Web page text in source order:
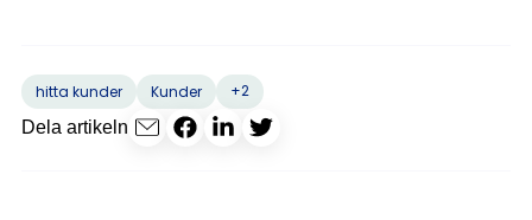
hitta kunder Kunder
+2
Dela artikeln